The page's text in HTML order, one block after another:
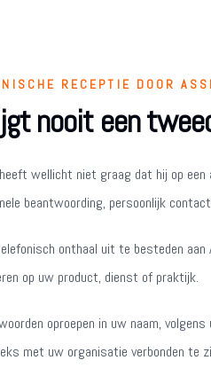
RECEPTIE DOOR
nooit een
wellicht niet graag dat hij op
beantwoording, persoonlijk
onthaal uit te besteden
op uw product, dienst of praktijk.
oproepen in uw naam,
met uw organisatie verbonden te